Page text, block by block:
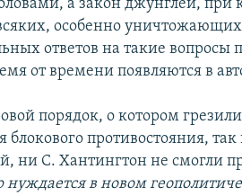
а закон джунглей, при
особенно
ответов на такие вопросы
от времени появляются в
порядок, о котором
блокового противостояния,
ни С. Хантингтон не смогли
в новом